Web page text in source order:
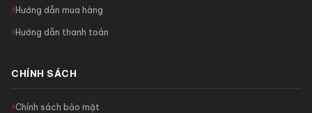
Hướng dẫn mua hàng
Hướng dẫn thanh toán
CHÍNH SÁCH
Chính sách bảo mật